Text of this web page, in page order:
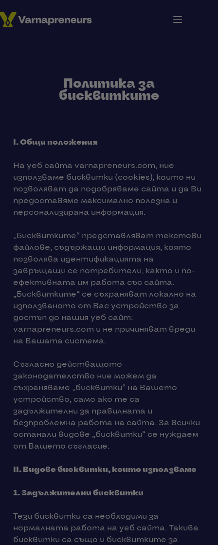
Политика за
бисквитките
I.Общи положения
На уеб сайта varnapreneurs.com, ние
използваме бисквитки (cookies), които ни
позволяват да подобряваме сайта и да Ви
предоставяме максимално полезна и
персонализирана информация.
„Бисквитките“ представляват текстови
файлове, съдържащи информация, която
позволява идентификацията на
завръщащи се потребители, както и по-
ефективната им работа със сайта.
„Бисквитките“ се съхраняват локално на
използваното от Вас устройство за
достъп до нашия уеб сайт:
varnapreneurs.com и не причиняват вреди
на Вашата система.
Съгласно действащото
законодателство ние можем да
съхраняваме „бисквитки“ на Вашето
устройство, само ако те са
задължителни за правилната и
безпроблемна работа на сайта. За всички
останали видове „бисквитки“ се нуждаем
от Вашето съгласие.
II. Видове бисквитки, които използваме
1.Задължителни бисквитки
Тези бисквитки са необходими за
нормалната работа на уеб сайта. Такива
бисквитки са също и бисквитките за